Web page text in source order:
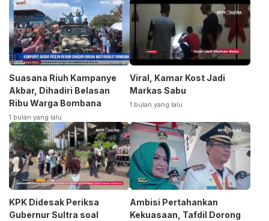
Suasana Riuh Kampanye
Akbar, Dihadiri Belasan
Ribu Warga Bombana
1 bulan yang lalu
Viral, Kamar Kost Jadi
Markas Sabu
1 bulan yang lalu
KPK Didesak Periksa
Gubernur Sultra soal
Ambisi Pertahankan
Kekuasaan, Tafdil Dorong